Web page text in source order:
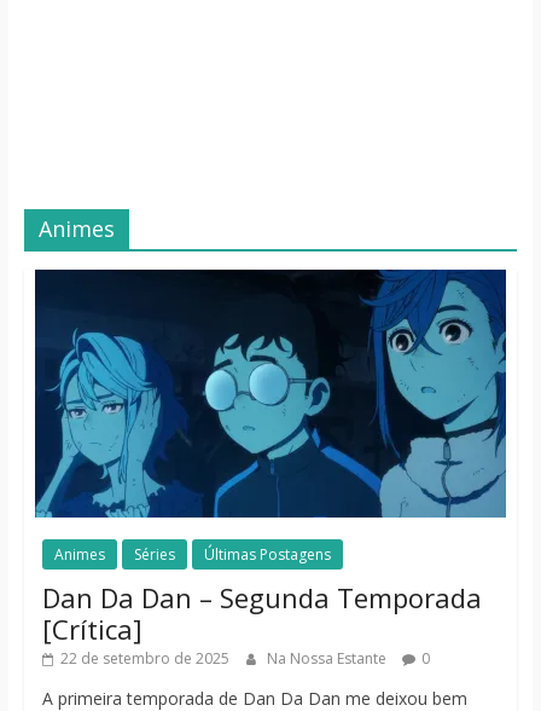
Animes
Animes Séries Últimas Postagens
Dan Da Dan – Segunda Temporada
[Crítica]
22 de setembro de 2025 Na Nossa Estante 0
A primeira temporada de Dan Da Dan me deixou bem